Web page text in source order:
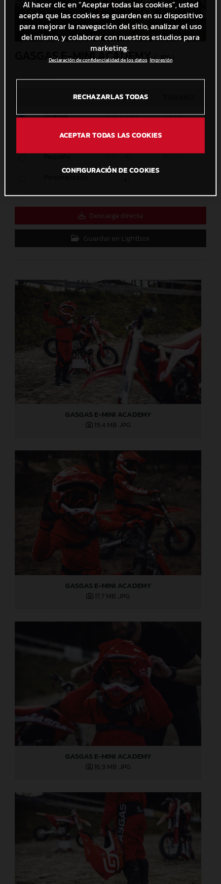
GASGAS E-MINI ACADEMY(. JPG )
© Markus Berger
MEDIDAS
Original 8192 x 5464 17,8 MB
Medio 1200 x 801
Pequeño 600 x 401 88,6 KB
Descarga directa
Guardar en Lightbox
GASGAS E-MINI ACADEMY
19,4 MB .JPG
GASGAS E-MINI ACADEMY
17,7 MB .JPG
GASGAS E-MINI ACADEMY
16,9 MB .JPG
Al hacer clic en “Aceptar todas las cookies”, usted
acepta que las cookies se guarden en su dispositivo
para mejorar la navegación del sitio, analizar el uso
del mismo, y colaborar con nuestros estudios para
marketing.
Declaración de confidencialidad de los datos Impresión
RECHAZARLAS TODAS
ACEPTAR TODAS LAS COOKIES
CONFIGURACIÓN DE COOKIES